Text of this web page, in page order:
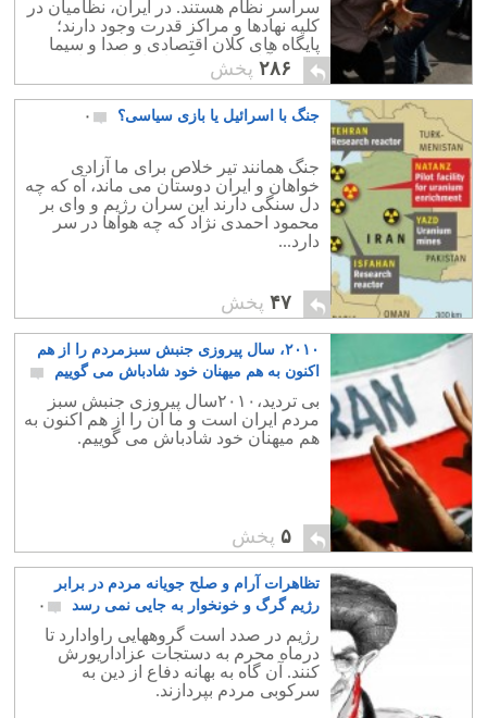
سراسر نظام هستند. در ایران، نظامیان در
کلیه نهادها و مراکز قدرت وجود دارند؛
پایگاه های کلان اقتصادی و صدا و سیما
حضور آنان صحنه گردان اصلی سیاست
کشور فقاهت زده است.
۲۸۶ پخش
جنگ با اسرائیل یا بازی سیاسی؟ ۰
جنگ همانند تیر خلاص برای ما آزادی
خواهان و ایران دوستان می ماند، آه که چه
دل سنگی دارند این سران رژیم و وای بر
محمود احمدی نژاد که چه هواها در سر
دارد...
۴۷ پخش
۲۰۱۰، سال پیروزی جنبش سبزمردم را از هم
اکنون به هم میهنان خود شادباش می گوییم
بی تردید،۲۰۱۰سال پیروزی جنبش سبز
مردم ایران است و ما آن را از هم اکنون به
هم میهنان خود شادباش می گوییم.
۵ پخش
تظاهرات آرام و صلح جویانه مردم در برابر
رژیم گرگ و خونخوار به جایی نمی رسد
۰
رژیم در صدد است گروههایی راوادارد تا
درماه محرم به دستجات عزاداریورش
کنند. آن گاه به بهانه دفاع از دین به
سرکوبی مردم بپردازند.